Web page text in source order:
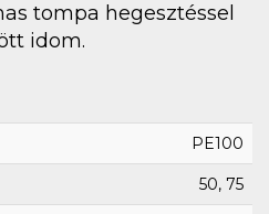
tompa hegesztéssel
idom.
PE100
50, 75